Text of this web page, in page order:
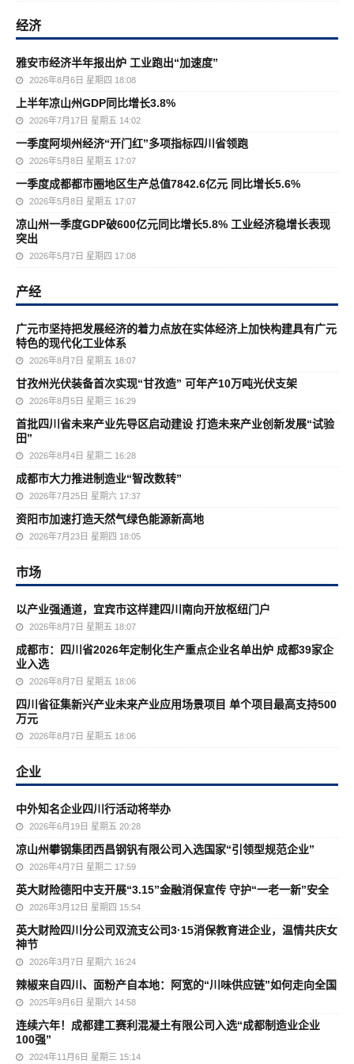
经济
雅安市经济半年报出炉 工业跑出“加速度”
2026年8月6日 星期四 18:08
上半年凉山州GDP同比增长3.8%
2026年7月17日 星期五 14:02
一季度阿坝州经济“开门红”多项指标四川省领跑
2026年5月8日 星期五 17:07
一季度成都都市圈地区生产总值7842.6亿元 同比增长5.6%
2026年5月8日 星期五 17:07
凉山州一季度GDP破600亿元同比增长5.8% 工业经济稳增长表现
突出
2026年5月7日 星期四 17:08
产经
广元市坚持把发展经济的着力点放在实体经济上加快构建具有广元
特色的现代化工业体系
2026年8月7日 星期五 18:07
甘孜州光伏装备首次实现“甘孜造” 可年产10万吨光伏支架
2026年8月5日 星期三 16:29
首批四川省未来产业先导区启动建设 打造未来产业创新发展“试验
田”
2026年8月4日 星期二 16:28
成都市大力推进制造业“智改数转”
2026年7月25日 星期六 17:37
资阳市加速打造天然气绿色能源新高地
2026年7月23日 星期四 18:05
市场
以产业强通道，宜宾市这样建四川南向开放枢纽门户
2026年8月7日 星期五 18:07
成都市：四川省2026年定制化生产重点企业名单出炉 成都39家企
业入选
2026年8月7日 星期五 18:06
四川省征集新兴产业未来产业应用场景项目 单个项目最高支持500
万元
2026年8月7日 星期五 18:06
企业
中外知名企业四川行活动将举办
2026年6月19日 星期五 20:28
凉山州攀钢集团西昌钢钒有限公司入选国家“引领型规范企业”
2026年4月7日 星期二 17:59
英大财险德阳中支开展“3.15”金融消保宣传 守护“一老一新”安全
2026年3月12日 星期四 15:54
英大财险四川分公司双流支公司3·15消保教育进企业，温情共庆女
神节
2026年3月7日 星期六 16:24
辣椒来自四川、面粉产自本地：阿宽的“川味供应链”如何走向全国
2025年9月6日 星期六 14:58
连续六年！成都建工赛利混凝土有限公司入选“成都制造业企业
100强”
2024年11月6日 星期三 15:14